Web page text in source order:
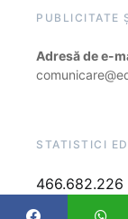
PUBLICITATE
Adresă de e-
STATISTICI